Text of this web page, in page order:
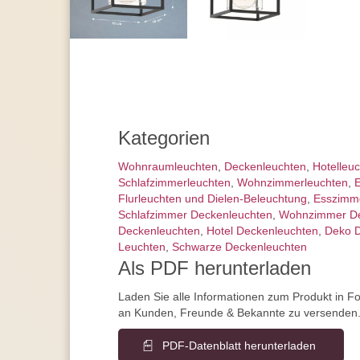
Kategorien
Wohnraum­leuchten, Decken­leuchten,
Schlafzimmer­leuchten, Wohnzimmer­leuchten,
Flurleuchten und Dielen-Beleuchtung,
Schlafzimmer Deckenleuchten, Wohnzimmer
Deckenleuchten, Hotel Deckenleuchten, Deko
Leuchten, Schwarze Deckenleuchten
Als PDF herunterladen
Laden Sie alle Informationen zum Produkt in
an Kunden, Freunde & Bekannte zu versenden.
PDF-Datenblatt herunterladen